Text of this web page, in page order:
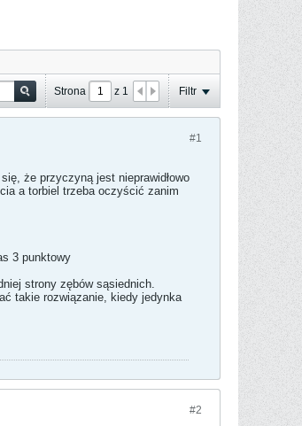
Strona z 1 Filtr
#1
że przyczyną jest nieprawidłowo
a torbiel trzeba oczyścić zanim
3 punktowy
strony zębów sąsiednich.
takie rozwiązanie, kiedy jedynka
#2